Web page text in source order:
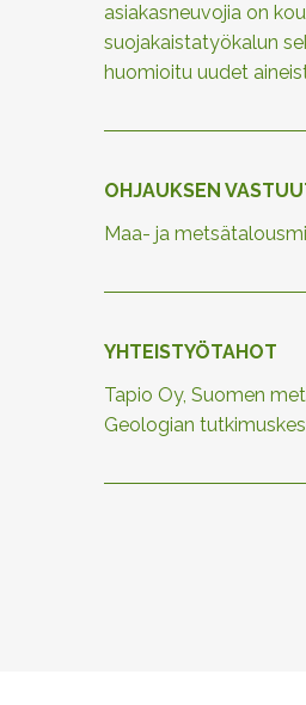
asiakasneuvojia on
suojakaistatyökalun
huomioitu uudet
OHJAUKSEN
Maa- ja
YHTEISTYÖTAHOT
Tapio Oy, Suomen
Geologian